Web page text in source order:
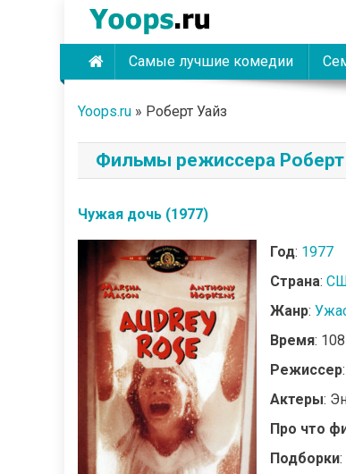
Skip
content
Yoops Самые лучшие комедии
Yoops.ru » Роберт Уайз
Фильмы режиссера Роберт
Чужая дочь (1977)
Год: 1977
Страна:
Жанр:
Время:
Режиссер:
Актеры:
Про что
Подборки: